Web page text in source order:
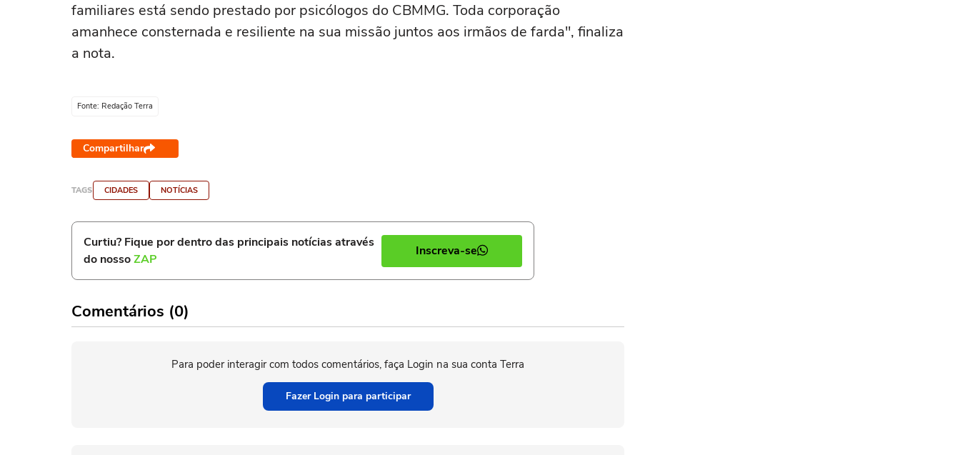
familiares está sendo prestado por psicólogos do CBMMG. Toda corporação
amanhece consternada e resiliente na sua missão juntos aos irmãos de farda", finaliza
a nota.
Fonte: Redação Terra
Compartilhar
TAGS CIDADES NOTÍCIAS
Curtiu? Fique por dentro das principais notícias através
do nossoZAP
Inscreva-se
Comentários (0)
Para poder interagir com todos comentários, faça Login na sua conta Terra
Fazer Login para participar